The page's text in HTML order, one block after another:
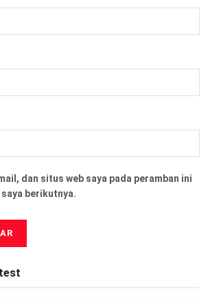
dan situs web saya pada peramban ini
berikutnya.